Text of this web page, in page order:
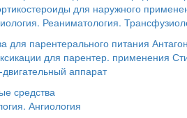
для наружного
Реаниматология.
для парентерального питания
для парентер. применения
аппарат
средства
Ангиология